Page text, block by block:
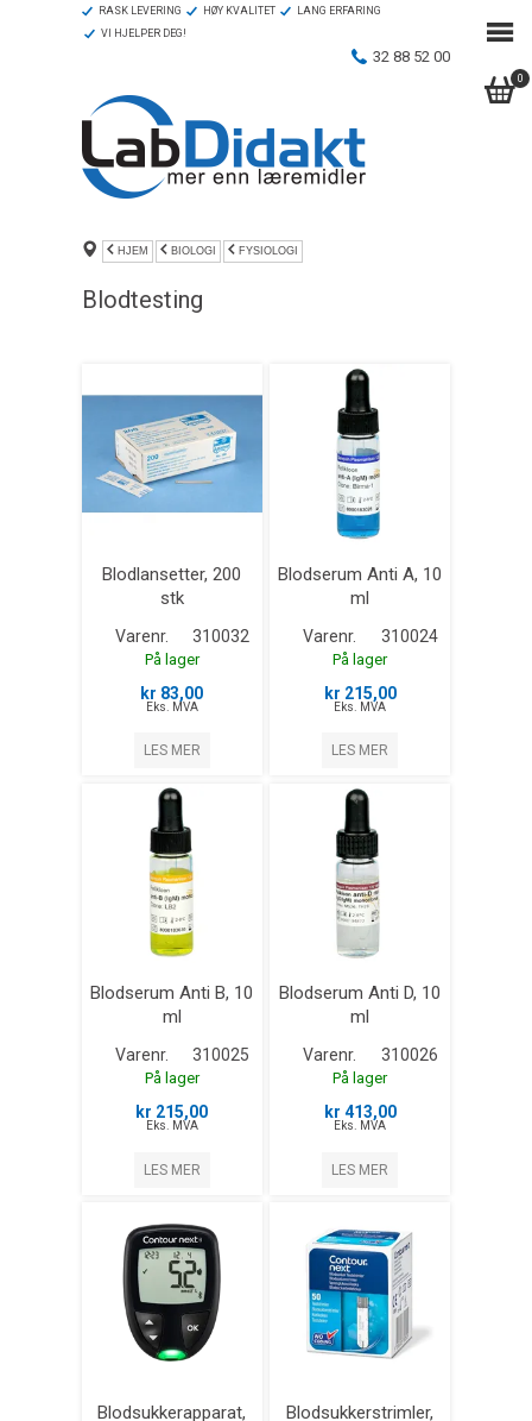
0
RASK LEVERING HØY KVALITET
LANG ERFARING
VI HJELPER DEG!
32 88 52 00
HJEM BIOLOGI FYSIOLOGI
Blodtesting
Blodlansetter, 200
stk
Varenr. 310032
På lager
kr 83,00
Eks. MVA
LES MER
Blodserum Anti A, 10
ml
Varenr. 310024
På lager
kr 215,00
Eks. MVA
LES MER
Blodserum Anti B, 10
ml
Varenr. 310025
På lager
kr 215,00
Eks. MVA
LES MER
Blodserum Anti D, 10
ml
Varenr. 310026
På lager
kr 413,00
Eks. MVA
LES MER
Blodsukkerapparat,
Blodsukkerstrimler,